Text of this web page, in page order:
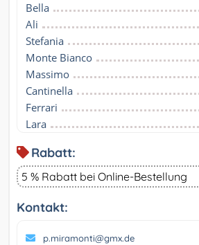
Bella
Ali
Stefania
Monte Bianco
Massimo
Cantinella
Ferrari
Lara
Rabatt:
5 % Rabatt bei Online-Bestellung
Kontakt:
p.miramonti@gmx.de